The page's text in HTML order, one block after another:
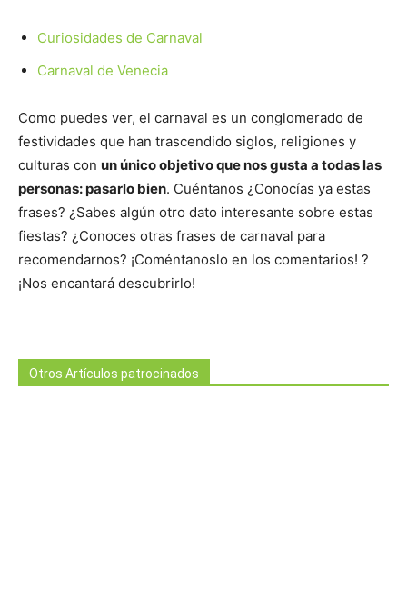
Curiosidades de Carnaval
Carnaval de Venecia
Como puedes ver, el carnaval es un conglomerado de
festividades que han trascendido siglos, religiones y
culturas con un único objetivo que nos gusta a todas las
personas: pasarlo bien. Cuéntanos ¿Conocías ya estas
frases? ¿Sabes algún otro dato interesante sobre estas
fiestas? ¿Conoces otras frases de carnaval para
recomendarnos? ¡Coméntanoslo en los comentarios! ?
¡Nos encantará descubrirlo!
Otros Artículos patrocinados